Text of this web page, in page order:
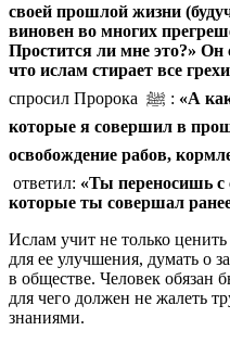
своей прошлой жизни
виновен во многих
Простится ли мне это?» Он
что ислам стирает все
спросил Пророка ﷺ : «А
которые я совершил в
освобождение рабов,
ответил: «Ты переносишь с
которые ты совершал
Ислам учит не только
для ее улучшения, думать о
в обществе. Человек обязан
для чего должен не жалеть
знаниями.